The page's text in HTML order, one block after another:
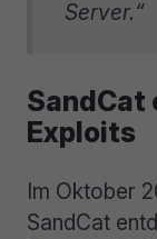
Server.“
Exploits
Im Oktober
SandCat